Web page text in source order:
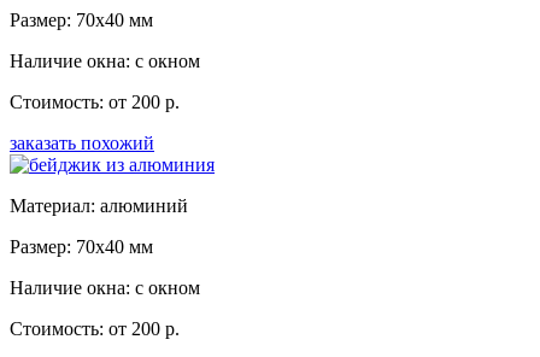
Размер: 70x40 мм
Наличие окна: с окном
Стоимость: от 200 р.
заказать похожий
Материал: алюминий
Размер: 70x40 мм
Наличие окна: с окном
Стоимость: от 200 р.